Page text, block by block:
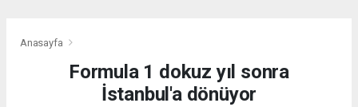
Anasayfa
Formula 1 dokuz yıl sonra
İstanbul'a dönüyor